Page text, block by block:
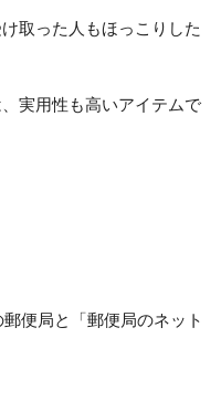
取った人もほっこりした
実用性も高いアイテムで
便局と「郵便局のネット